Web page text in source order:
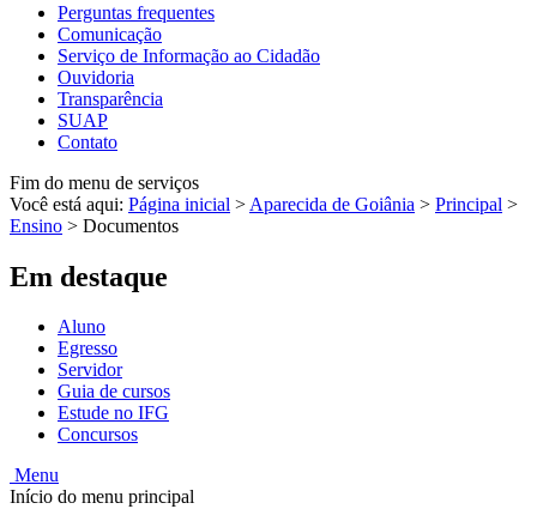
Perguntas frequentes
Comunicação
Serviço de Informação ao Cidadão
Ouvidoria
Transparência
SUAP
Contato
Fim do menu de serviços
Você está aqui: Página inicial > Aparecida de Goiânia > Principal >
Ensino > Documentos
Em destaque
Aluno
Egresso
Servidor
Guia de cursos
Estude no IFG
Concursos
Menu
Início do menu principal